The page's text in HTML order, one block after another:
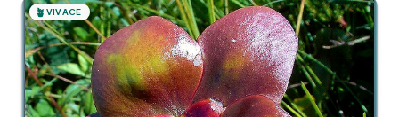
🪴 VIVACE